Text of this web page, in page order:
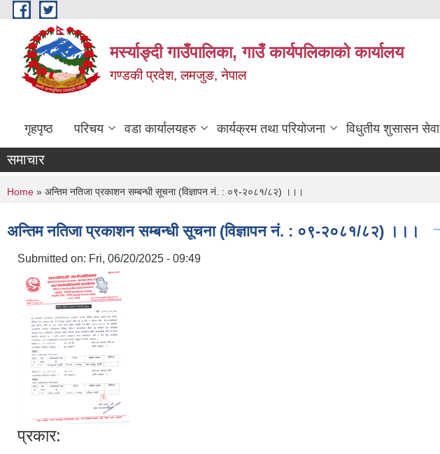
Skip to main content
मर्स्याङ्दी गाउँपालिका, गाउँ कार्यपलिकाको कार्यालय
गण्डकी प्रदेश, लमजुङ, नेपाल
गृहपृष्ठ परिचय वडा कार्यालयहरु कार्यक्रम तथा परियोजना विधुतीय शुसासन सेवा
समाचार
You are here
Home » अन्तिम नतिजा प्रकाशन सम्बन्धी सूचना (विज्ञापन नं. : ०९-२०८१/८२) ।।।
अन्तिम नतिजा प्रकाशन सम्बन्धी सूचना (विज्ञापन नं. : ०९-२०८१/८२) ।।।
Submitted on: Fri, 06/20/2025 - 09:49
प्रकार: